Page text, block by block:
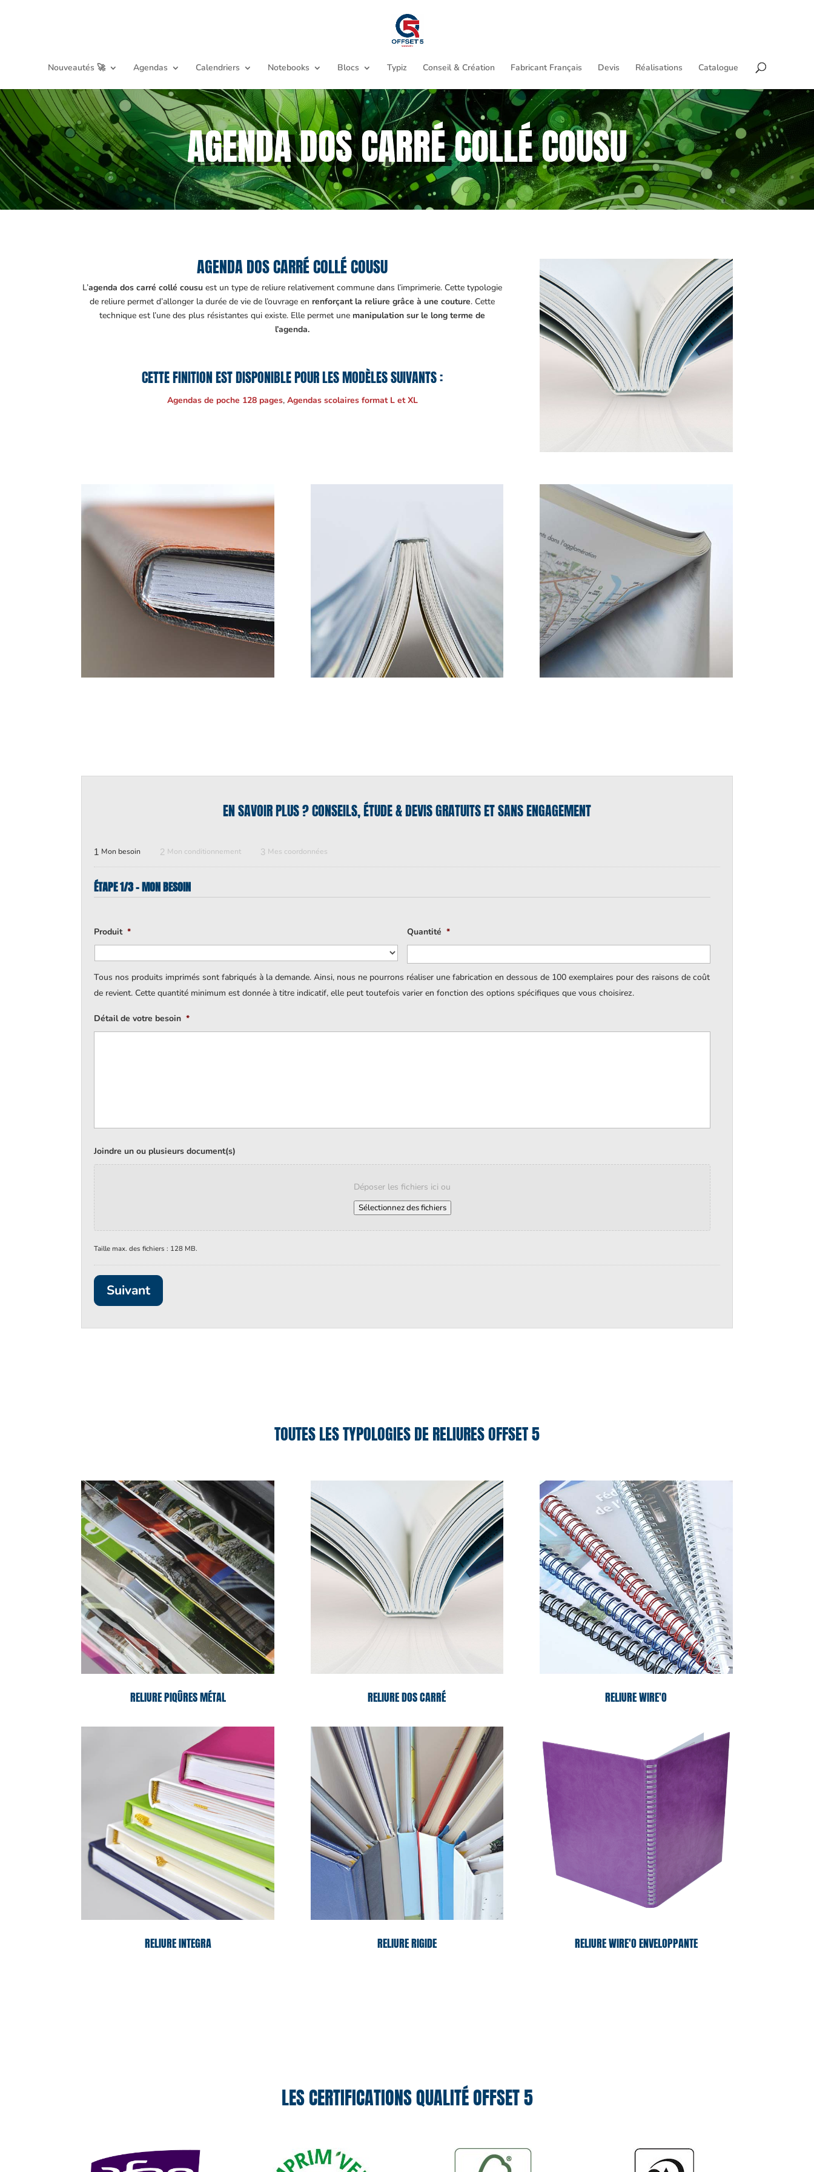
Nouveautés 🚀 Agendas Calendriers Notebooks Blocs Typiz Conseil & Création Fabricant Français Devis Réalisations Catalogue
AGENDA DOS CARRÉ COLLÉ COUSU
AGENDA DOS CARRÉ COLLÉ COUSU
L’agenda dos carré collé cousu est un type de reliure relativement commune dans l’imprimerie. Cette typologie
de reliure permet d’allonger la durée de vie de l’ouvrage en renforçant la reliure grâce à une couture. Cette
technique est l’une des plus résistantes qui existe. Elle permet une manipulation sur le long terme de
l’agenda.
CETTE FINITION EST DISPONIBLE POUR LES MODÈLES SUIVANTS :
Agendas de poche 128 pages, Agendas scolaires format L et XL
EN SAVOIR PLUS ? CONSEILS, ÉTUDE & DEVIS GRATUITS ET SANS ENGAGEMENT
1 Mon besoin 2 Mon conditionnement 3 Mes coordonnées
ÉTAPE 1/3 - MON BESOIN
Produit * Quantité *
Tous nos produits imprimés sont fabriqués à la demande. Ainsi, nous ne pourrons réaliser une fabrication en dessous de 100 exemplaires pour des raisons de coût
de revient. Cette quantité minimum est donnée à titre indicatif, elle peut toutefois varier en fonction des options spécifiques que vous choisirez.
Détail de votre besoin *
Joindre un ou plusieurs document(s)
Déposer les fichiers ici ou
Sélectionnez des fichiers
Taille max. des fichiers : 128 MB.
TOUTES LES TYPOLOGIES DE RELIURES OFFSET 5
RELIURE PIQÛRES MÉTAL
RELIURE INTEGRA
RELIURE DOS CARRÉ
RELIURE RIGIDE
RELIURE WIRE'O
RELIURE WIRE'O ENVELOPPANTE
LES CERTIFICATIONS QUALITÉ OFFSET 5